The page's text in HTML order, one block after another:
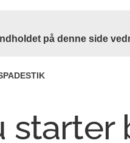
Indholdet på denne side
starter